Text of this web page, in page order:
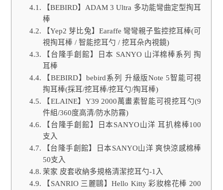
【BEBIRD】ADAM 3 Ultra 多功能彎曲定型掏耳
棒
【Yep2 芽比兔】Earaffe 彎彎親子監控挖耳棒(可
視掏耳棒 / 智能挖耳勺 / 挖耳朵內視鏡)
【台隆手創館】日本 SANYO 山洋棉棒系列 掏
耳棒
【BEBIRD】bebird系列 升級版Note 5智能可視
掏耳棒(採耳/挖耳棒/挖耳勺/掏耳棒)
【ELAINE】Y39 2000萬畫素智能可視挖耳勺(9
件組/360度高清/防水防霧)
【台隆手創館】日本SANYO山洋 耳扒棉棒100
支入
【台隆手創館】日本SANYO山洋 爽快涼感棉棒
50支入
茉家 皮套收納多規格清潔挖耳勺-1入
【SANRIO 三麗鷗】Hello Kitty 彩妝棉花棒 200